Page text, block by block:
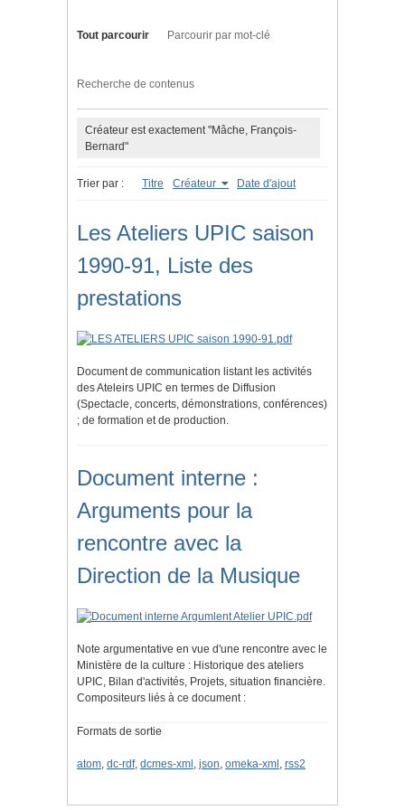
Tout parcourir Parcourir par mot-clé
Recherche de contenus
Créateur est exactement "Mâche, François-
Bernard"
Trier par : Titre Créateur Date d'ajout
Les Ateliers UPIC saison
1990-91, Liste des
prestations
Document de communication listant les activités
des Ateleirs UPIC en termes de Diffusion
(Spectacle, concerts, démonstrations, conférences)
; de formation et de production.
Document interne :
Arguments pour la
rencontre avec la
Direction de la Musique
Note argumentative en vue d'une rencontre avec le
Ministère de la culture : Historique des ateliers
UPIC, Bilan d'activités, Projets, situation financière.
Compositeurs liés à ce document :
Formats de sortie
atom, dc-rdf, dcmes-xml , json, omeka-xml , rss2